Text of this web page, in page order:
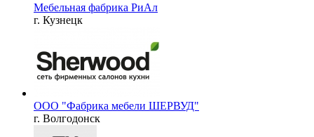
Мебельная фабрика РиАл
г. Кузнецк
ООО "Фабрика мебели ШЕРВУД"
г. Волгодонск